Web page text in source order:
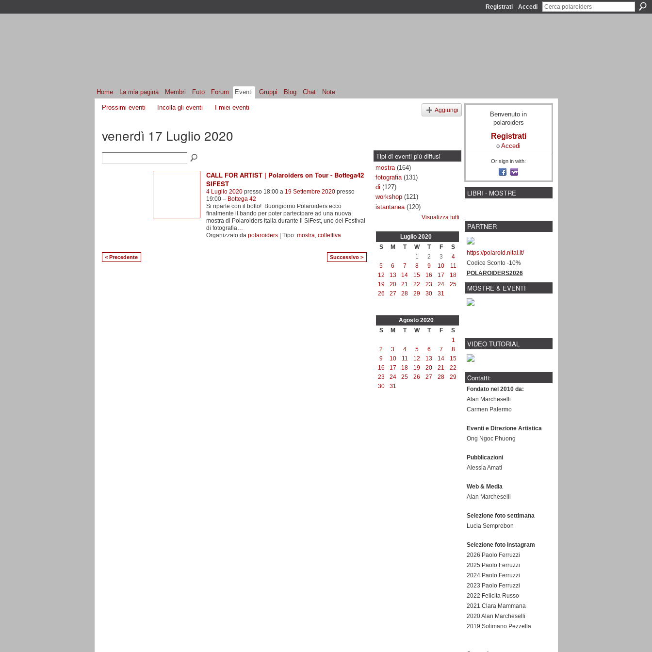
Registrati Accedi
Home La mia pagina Membri Foto Forum Eventi Gruppi Blog Chat Note
Prossimi eventi Incolla gli eventi I miei eventi Aggiungi
venerdì 17 Luglio 2020
CALL FOR ARTIST | Polaroiders on Tour - Bottega42
SIFEST
4 Luglio 2020presso 18:00 a 19 Settembre 2020presso
19:00 – Bottega 42
Si riparte con il botto! Buongiorno Polaroiders ecco
finalmente il bando per poter partecipare ad una nuova
mostra di Polaroiders Italia durante il SIFest, uno dei Festival
di fotografia…
Organizzato da polaroiders| Tipo: mostra, collettiva
< Precedente Successivo >
Tipi di eventi più diffusi
mostra(164)
fotografia(131)
di (127)
workshop(121)
istantanea(120)
Visualizza tutti
Luglio 2020
S
M T W T F
S
1
2 3
4
5
6 7 8 9 10
11
12
13 14 15 16 17
18
19
20 21 22 23 24
25
26
27 28 29 30 31
Agosto 2020
S
M T W T F
S
1
2
3 4 5 6 7
8
9
10 11 12 13 14
15
16
17 18 19 20 21
22
23
24 25 26 27 28
29
30
31
Benvenuto in
polaroiders
Registrati
o Accedi
Or sign in with:
LIBRI - MOSTRE
PARTNER
https://polaroid.nital.it/
Codice Sconto -10%
POLAROIDERS2026
MOSTRE & EVENTI
VIDEO TUTORIAL
Contatti:
Fondato nel 2010 da:
Alan Marcheselli
Carmen Palermo
Eventi e Direzione Artistica
Ong Ngoc Phuong
Pubblicazioni
Alessia Amati
Web & Media
Alan Marcheselli
Selezione foto settimana
Lucia Semprebon
Selezione foto Instagram
2026 Paolo Ferruzzi
2025 Paolo Ferruzzi
2024 Paolo Ferruzzi
2023 Paolo Ferruzzi
2022 Felicita Russo
2021 Clara Mammana
2020 Alan Marcheselli
2019 Solimano Pezzella